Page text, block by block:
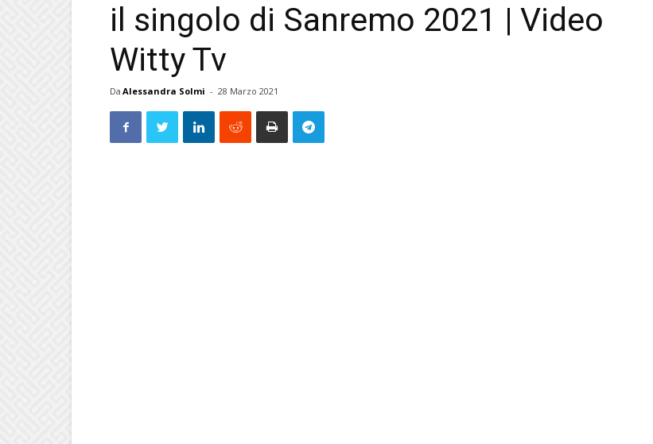
il singolo di Sanremo 2021 | Video
Witty Tv
Da Alessandra Solmi - 28 Marzo 2021